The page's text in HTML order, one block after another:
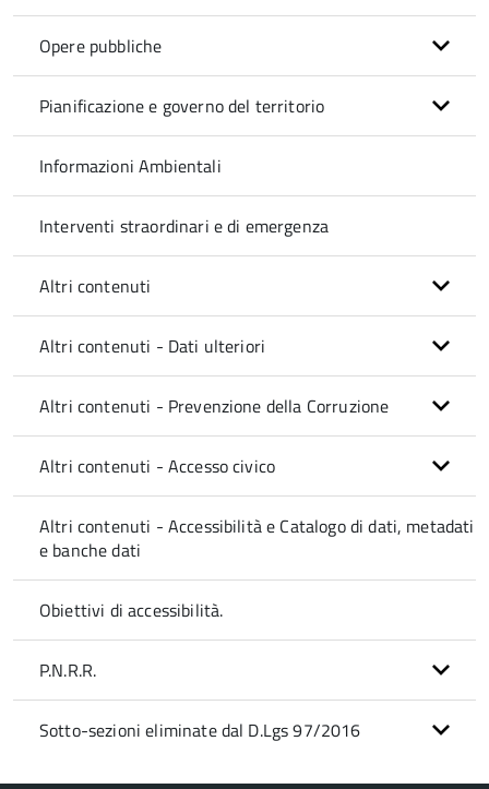
Opere pubbliche
Pianificazione e governo del territorio
Informazioni Ambientali
Interventi straordinari e di emergenza
Altri contenuti
Altri contenuti - Dati ulteriori
Altri contenuti - Prevenzione della Corruzione
Altri contenuti - Accesso civico
Altri contenuti - Accessibilità e Catalogo di dati, metadati
e banche dati
Obiettivi di accessibilità.
P.N.R.R.
Sotto-sezioni eliminate dal D.Lgs 97/2016